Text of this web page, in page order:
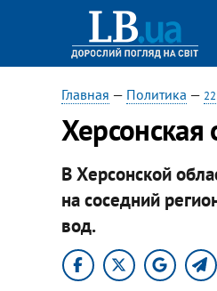
Главная — Политика —
Херсонская
В Херсонской
на соседний
вод.